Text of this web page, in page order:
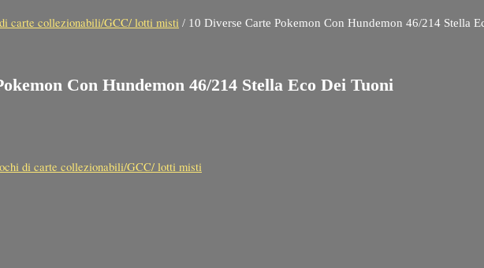
carte collezionabili/GCC/ lotti misti / 10 Diverse Carte Pokemon Con Hundemon 46/214 Stella
Con Hundemon 46/214 Stella Eco Dei Tuoni
di carte collezionabili/GCC/ lotti misti